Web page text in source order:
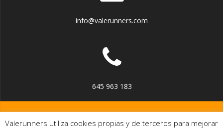
info@valerunners.com
645 963 183
Valerunners utiliza cookies propias y de terceros para mejorar